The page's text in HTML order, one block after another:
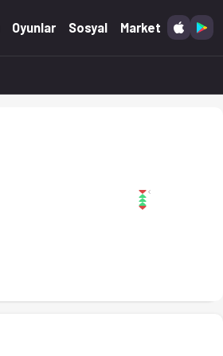
Oyunlar Sosyal Market